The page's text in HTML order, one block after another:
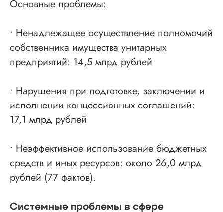
Основные проблемы:
• Ненадлежащее осуществление полномочий
собственника имущества унитарных
предприятий: 14,5 млрд рублей
• Нарушения при подготовке, заключении и
исполнении концессионных соглашений:
17,1 млрд рублей
• Неэффективное использование бюджетных
средств и иных ресурсов: около 26,0 млрд
рублей (77 фактов).
Системные проблемы в сфере